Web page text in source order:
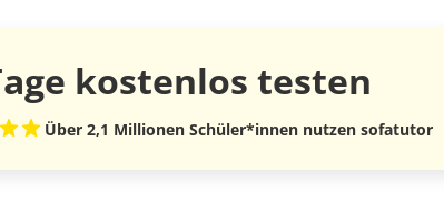
kostenlos testen
Über 2,1 Millionen Schüler*innen nutzen sofatutor